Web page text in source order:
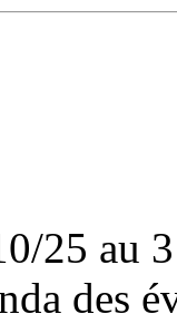
25 au
des